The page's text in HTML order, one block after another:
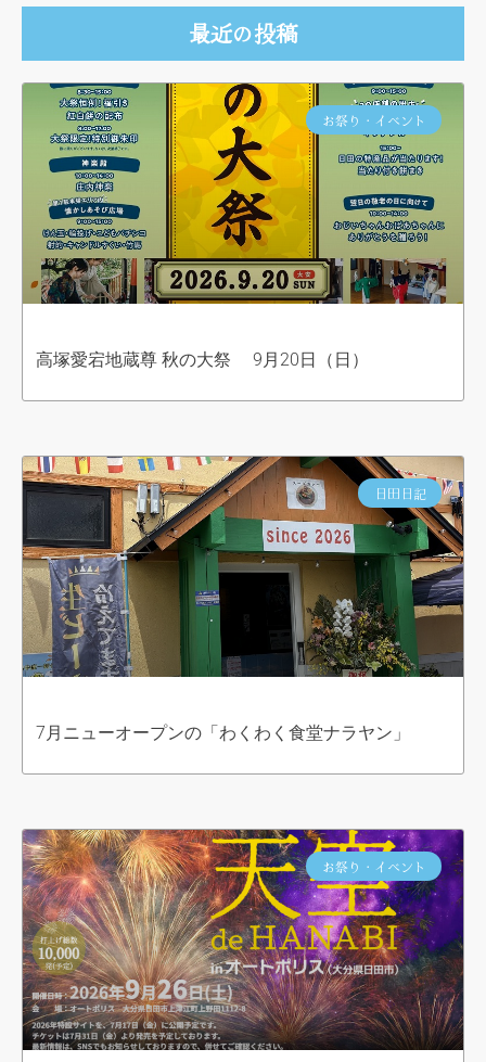
最近の投稿
お祭り・イベント
高塚愛宕地蔵尊 秋の大祭 9月20日（日）
日田日記
7月ニューオープンの「わくわく食堂ナラヤン」
お祭り・イベント